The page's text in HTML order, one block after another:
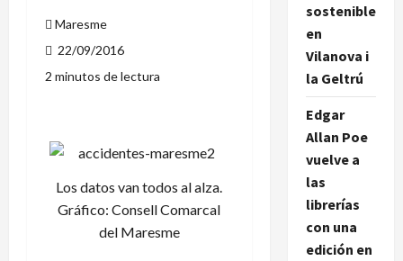
Maresme
22/09/2016
2 minutos de lectura
Los datos van todos al alza.
Gráfico: Consell Comarcal
del Maresme
sostenible
en
Vilanova i
la Geltrú
Edgar
Allan Poe
vuelve a
las
librerías
con una
edición en